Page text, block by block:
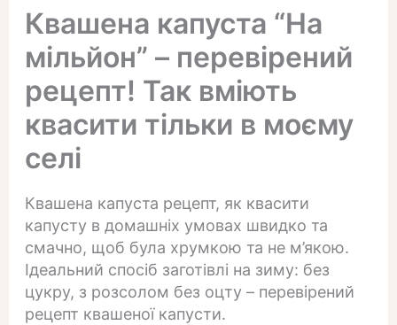
Квашена капуста “На
мільйон” – перевірений
рецепт! Так вміють
квасити тільки в моєму
селі
Квашена капуста рецепт, як квасити
капусту в домашніх умовах швидко та
смачно, щоб була хрумкою та не м’якою.
Ідеальний спосіб заготівлі на зиму: без
цукру, з розсолом без оцту – перевірений
рецепт квашеної капусти.